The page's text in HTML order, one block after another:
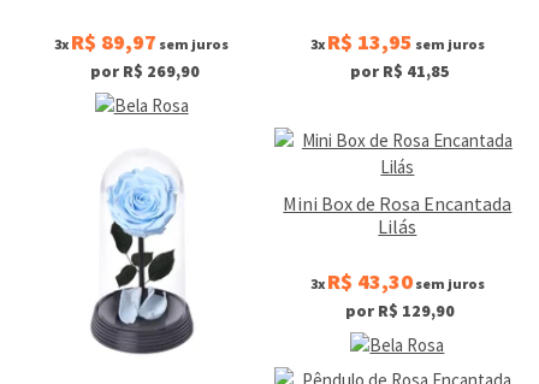
3x R$ 89,97 sem juros
por R$ 269,90
3x R$ 13,95 sem juros
por R$ 41,85
Mini Box de Rosa Encantada
Lilás
3x R$ 43,30sem juros
por R$ 129,90